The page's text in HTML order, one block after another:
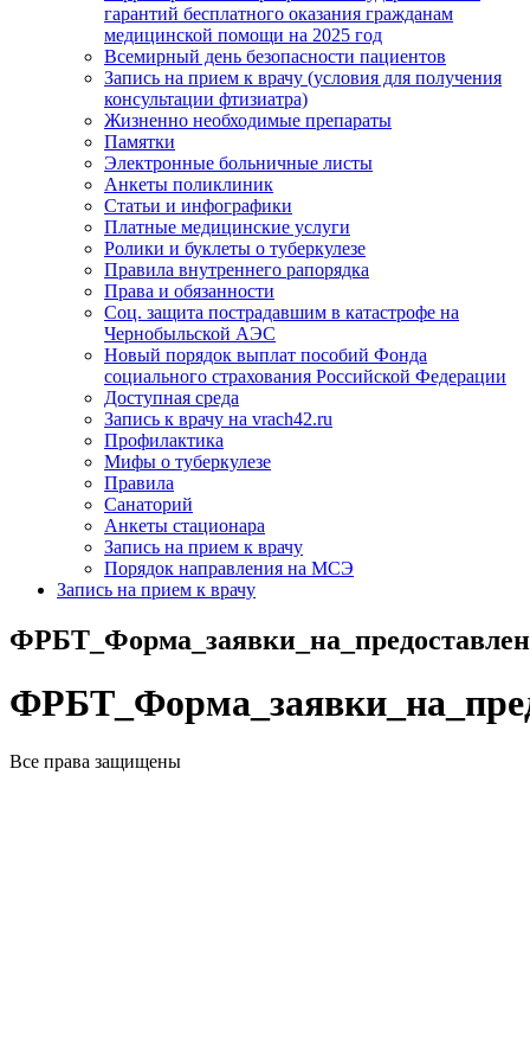
гарантий бесплатного оказания гражданам
медицинской помощи на 2025 год
Всемирный день безопасности пациентов
Запись на прием к врачу (условия для получения
консультации фтизиатра)
Жизненно необходимые препараты
Памятки
Электронные больничные листы
Анкеты поликлиник
Статьи и инфографики
Платные медицинские услуги
Ролики и буклеты о туберкулезе
Правила внутреннего рапорядка
Права и обязанности
Соц. защита пострадавшим в катастрофе на
Чернобыльской АЭС
Новый порядок выплат пособий Фонда
социального страхования Российской Федерации
Доступная среда
Запись к врачу на vrach42.ru
Профилактика
Мифы о туберкулезе
Правила
Санаторий
Анкеты стационара
Запись на прием к врачу
Порядок направления на МСЭ
Запись на прием к врачу
Все права защищены